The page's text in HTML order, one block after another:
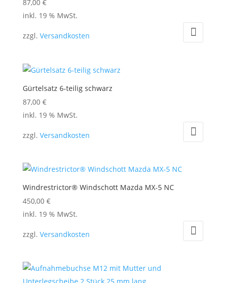
87,00 €
inkl. 19 % MwSt.
zzgl. Versandkosten
Gürtelsatz 6-teilig schwarz
87,00 €
inkl. 19 % MwSt.
zzgl. Versandkosten
Windrestrictor® Windschott Mazda MX-5 NC
450,00 €
inkl. 19 % MwSt.
zzgl. Versandkosten